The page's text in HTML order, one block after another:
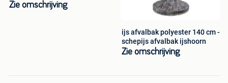
Zie omschrijving
ijs afvalbak polyester 140 cm -
schepijs afvalbak ijshoorn
Zie omschrijving